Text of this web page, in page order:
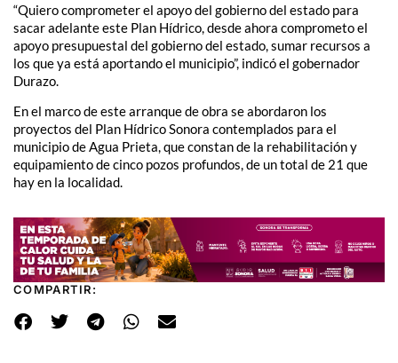
“Quiero comprometer el apoyo del gobierno del estado para
sacar adelante este Plan Hídrico, desde ahora comprometo el
apoyo presupuestal del gobierno del estado, sumar recursos a
los que ya está aportando el municipio”, indicó el gobernador
Durazo.
En el marco de este arranque de obra se abordaron los
proyectos del Plan Hídrico Sonora contemplados para el
municipio de Agua Prieta, que constan de la rehabilitación y
equipamiento de cinco pozos profundos, de un total de 21 que
hay en la localidad.
COMPARTIR: